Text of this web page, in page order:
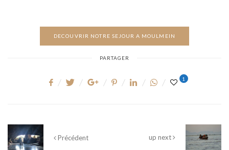
DECOUVRIR NOTRE SEJOUR A MOULMEIN
PARTAGER
1
Précédent up next